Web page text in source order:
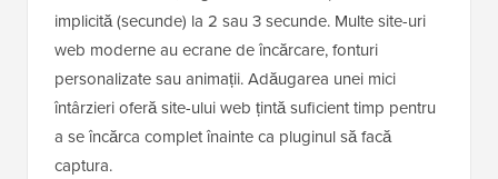
implicită (secunde) la 2 sau 3 secunde. Multe site-uri
web moderne au ecrane de încărcare, fonturi
personalizate sau animații. Adăugarea unei mici
întârzieri oferă site-ului web țintă suficient timp pentru
a se încărca complet înainte ca pluginul să facă
captura.